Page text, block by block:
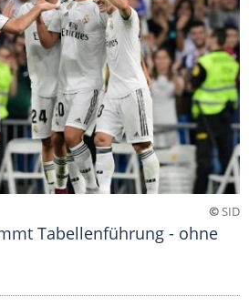
©SID
Tabellenführung - ohne